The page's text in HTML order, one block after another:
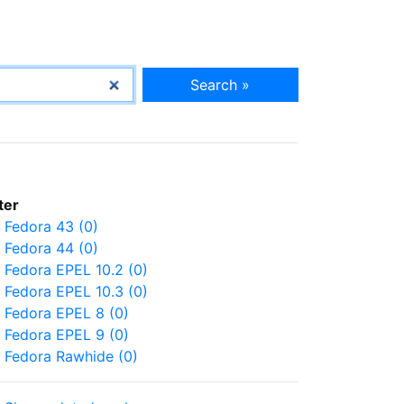
Search »
Fedora 43 (0)
Fedora 44 (0)
Fedora EPEL 10.2 (0)
Fedora EPEL 10.3 (0)
Fedora EPEL 8 (0)
Fedora EPEL 9 (0)
Fedora Rawhide (0)